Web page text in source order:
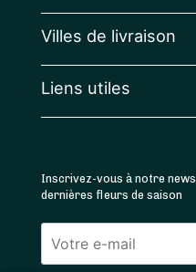
Villes de livraison
Liens utiles
Inscrivez-vous à notre
dernières fleurs de saison